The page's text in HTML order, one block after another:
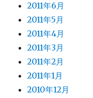
2011年6月
2011年5月
2011年4月
2011年3月
2011年2月
2011年1月
2010年12月